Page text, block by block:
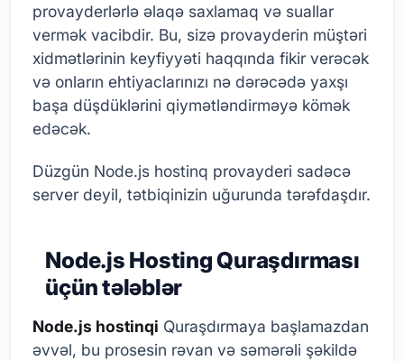
provayderlərlə əlaqə saxlamaq və suallar
vermək vacibdir. Bu, sizə provayderin müştəri
xidmətlərinin keyfiyyəti haqqında fikir verəcək
və onların ehtiyaclarınızı nə dərəcədə yaxşı
başa düşdüklərini qiymətləndirməyə kömək
edəcək.
Düzgün Node.js hostinq provayderi sadəcə
server deyil, tətbiqinizin uğurunda tərəfdaşdır.
Node.js Hosting Quraşdırması
üçün tələblər
Node.js hostinqi Quraşdırmaya başlamazdan
əvvəl, bu prosesin rəvan və səmərəli şəkildə